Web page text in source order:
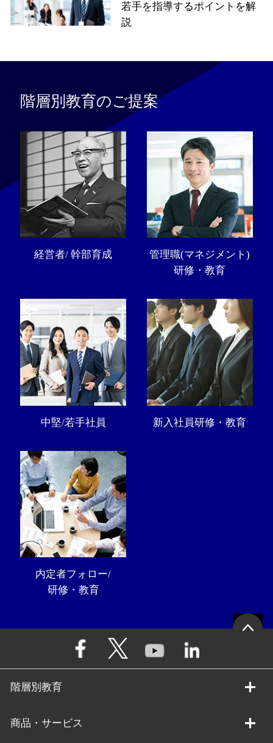
若手を指導するポイントを解
説
階層別教育のご提案
経営者/ 幹部育成
管理職(マネジメント)
研修・教育
中堅/若手社員 新入社員研修・教育
内定者フォロー/
研修・教育
階層別教育
商品・サービス